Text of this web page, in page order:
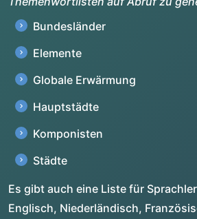
Bundesländer
Elemente
Globale Erwärmung
Hauptstädte
Komponisten
Städte
Es gibt auch eine Liste für
Englisch, Niederländisch,